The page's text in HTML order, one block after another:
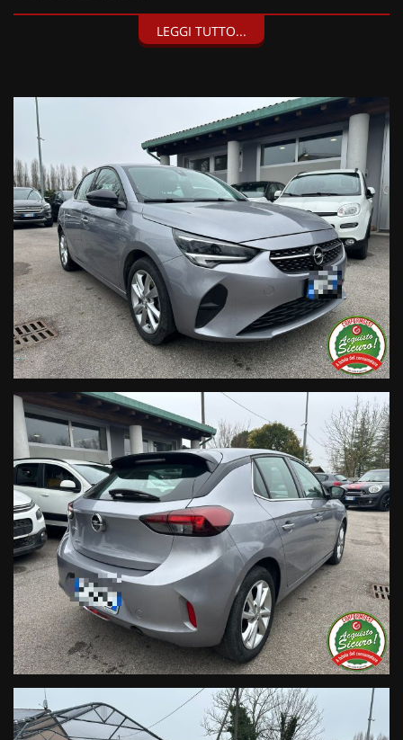
• Valutazione permute;
• Finanziamenti personalizzabili a tassi agevolati (privati/ditte
individuali/società);
• Polizze Kasko fino a 60 mesi di durata con estensione “valore
a nuovo”;
• Garanzia legale di Conformità prevista obbligatoriamente
dal Codice del Consumo;
• Garanzia estendibile fino a 60 mesi.
Segui Automobili Vendraminie leggi le recensioni che
descrivono l’esperienza dei nostri clienti:
• Sul nostro sito ufficiale www.automobilivendramini.it dove
potrai trovare l’intero parco auto aggiornato, maggiori foto e
info per ogni singola vettura, i nostri servizi e la nostra storia.
• Sulla nostra pagina Facebook
• Sulla nostra pagina Instagram
Live Chat Whatsapp:
+ 39 347 2621925 Orari Dal lunedì al venerdi 08:3012:00 –
14:30/19:30 Sabato 8:30 12:30 14.30 18.30
Trasparenza:
• Si precisa che le informazioni contenute negli annunci
online e nel proprio sito web sono state compilate con cura
affinché siano il più complete e precise; tuttavia possono
contenere errori e omissioni. Si declina ogni responsabilità
per eventuali involontarie incongruenze che non
rappresentano un impegno contrattuale.
LEGGI TUTTO...